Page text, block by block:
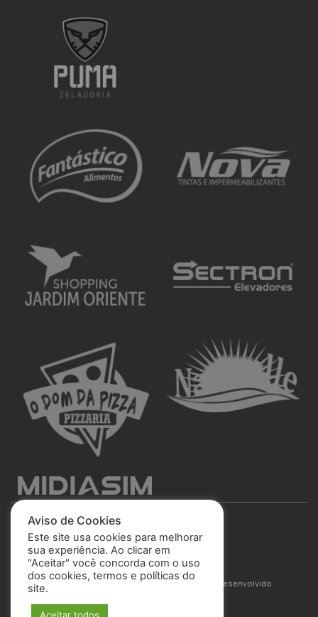
São José Esporte Clube
© 2025 Todos os direitos reservados. Site desenvolvido
Aviso de Cookies
Este site usa cookies para melhorar
sua experiência. Ao clicar em
"Aceitar" você concorda com o uso
dos cookies, termos e políticas do
site.